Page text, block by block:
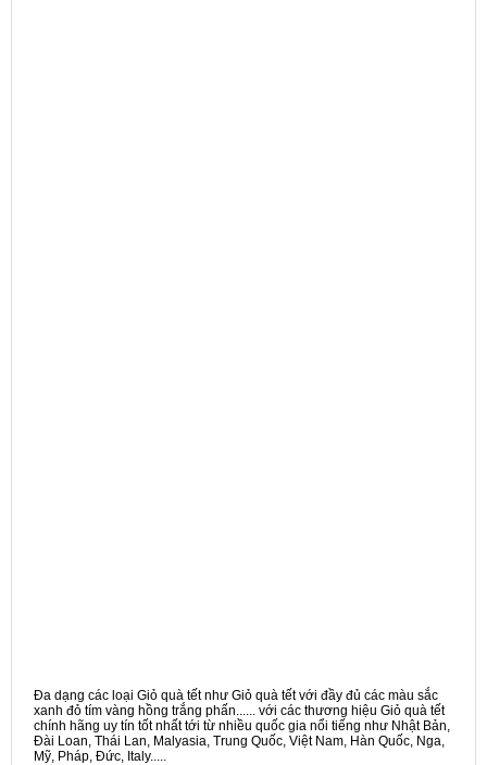
Đa dạng các loại Giỏ quà tết như Giỏ quà tết với đầy đủ các màu sắc
xanh đỏ tím vàng hồng trắng phấn...... với các thương hiệu Giỏ quà tết
chính hãng uy tín tốt nhất tới từ nhiều quốc gia nổi tiếng như Nhật Bản,
Đài Loan, Thái Lan, Malyasia, Trung Quốc, Việt Nam, Hàn Quốc, Nga,
Mỹ, Pháp, Đức, Italy.....